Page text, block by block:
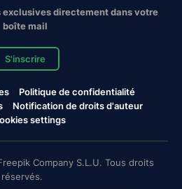
exclusives directement dans votre
boîte mail
S'inscrire
Politique de confidentialité
Notification de droits d'auteur
settings
Company S.L.U. Tous droits
réservés.